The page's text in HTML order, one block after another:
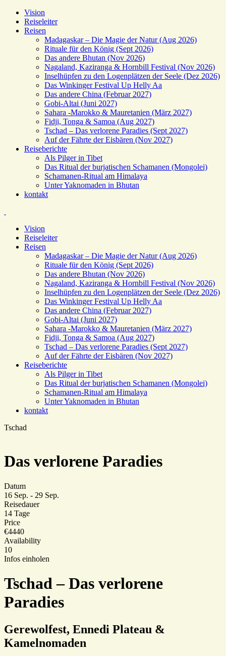
Vision
Reiseleiter
Reisen
Madagaskar – Die Magie der Natur (Aug 2026)
Rituale für den König (Sept 2026)
Das andere Bhutan (Nov 2026)
Nagaland, Kaziranga & Hornbill Festival (Nov 2026)
Inselhüpfen zu den Logenplätzen der Seele (Dez 2026)
Das Winkinger Festival Up Helly Aa
Das andere China (Februar 2027)
Gobi-Altai (Juni 2027)
Sahara -Marokko & Mauretanien (März 2027)
Fidji, Tonga & Samoa (Aug 2027)
Tschad – Das verlorene Paradies (Sept 2027)
Auf der Fährte der Eisbären (Nov 2027)
Reiseberichte
Als Pilger in Tibet
Das Ritual der burjatischen Schamanen (Mongolei)
Schamanen-Ritual am Himalaya
Unter Yaknomaden in Bhutan
kontakt
Vision
Reiseleiter
Reisen
Madagaskar – Die Magie der Natur (Aug 2026)
Rituale für den König (Sept 2026)
Das andere Bhutan (Nov 2026)
Nagaland, Kaziranga & Hornbill Festival (Nov 2026)
Inselhüpfen zu den Logenplätzen der Seele (Dez 2026)
Das Winkinger Festival Up Helly Aa
Das andere China (Februar 2027)
Gobi-Altai (Juni 2027)
Sahara -Marokko & Mauretanien (März 2027)
Fidji, Tonga & Samoa (Aug 2027)
Tschad – Das verlorene Paradies (Sept 2027)
Auf der Fährte der Eisbären (Nov 2027)
Reiseberichte
Als Pilger in Tibet
Das Ritual der burjatischen Schamanen (Mongolei)
Schamanen-Ritual am Himalaya
Unter Yaknomaden in Bhutan
kontakt
Tschad
Das verlorene Paradies
Datum
16 Sep. - 29 Sep.
Reisedauer
14 Tage
Price
€4440
Availability
10
Infos einholen
Tschad – Das verlorene
Paradies
Gerewolfest, Ennedi Plateau &
Kamelnomaden